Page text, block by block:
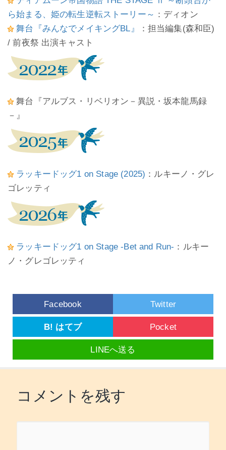
ら始まる、姫の転生逆転ストーリー～ ：ディオン
舞台『みんなでメイキングBL』
：担当編集(森和臣)
/ 前夜祭 出演キャスト
舞台『アルブス・リベリオン－異説・坂本龍馬録
－』
ラッキードッグ1 on Stage (2025) ：ルキーノ・グレ
ゴレッティ
ラッキードッグ1 on Stage -Bet and Run- ：ルキー
ノ・グレゴレッティ
Facebook Twitter
B! はてブ Pocket
LINEへ送る
コメントを残す